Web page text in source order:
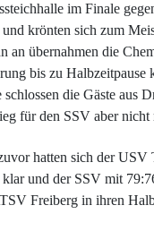
im Finale
krönten sich zum
an übernahmen die
bis zu
schlossen die Gäste aus
für den SSV aber
hatten sich der
und der SSV mit
Freiberg in ihren